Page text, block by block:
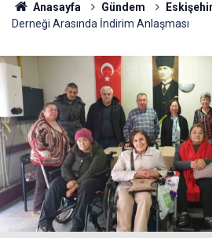
Anasayfa Gündem Eskişehir
Derneği Arasında İndirim Anlaşması